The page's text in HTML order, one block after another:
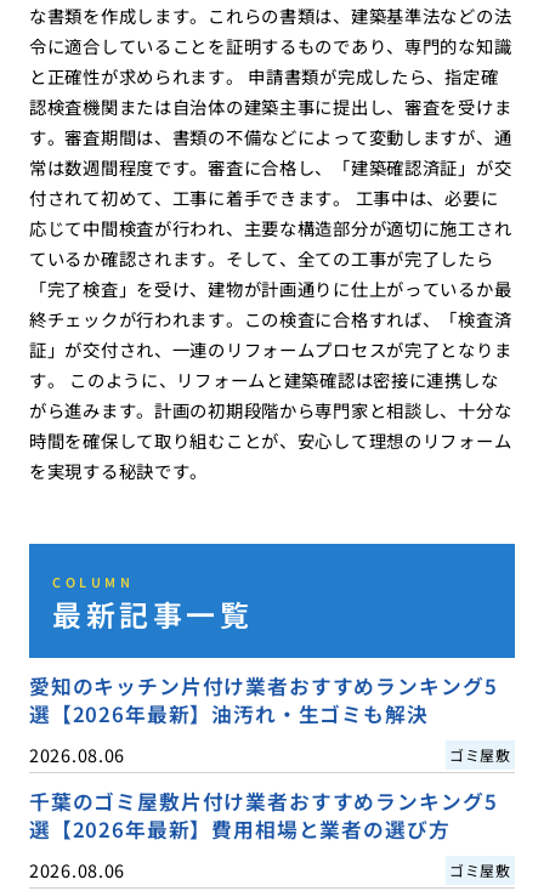
な書類を作成します。これらの書類は、建築基準法などの法
令に適合していることを証明するものであり、専門的な知識
と正確性が求められます。 申請書類が完成したら、指定確
認検査機関または自治体の建築主事に提出し、審査を受けま
す。審査期間は、書類の不備などによって変動しますが、通
常は数週間程度です。審査に合格し、「建築確認済証」が交
付されて初めて、工事に着手できます。 工事中は、必要に
応じて中間検査が行われ、主要な構造部分が適切に施工され
ているか確認されます。そして、全ての工事が完了したら
「完了検査」を受け、建物が計画通りに仕上がっているか最
終チェックが行われます。この検査に合格すれば、「検査済
証」が交付され、一連のリフォームプロセスが完了となりま
す。 このように、リフォームと建築確認は密接に連携しな
がら進みます。計画の初期段階から専門家と相談し、十分な
時間を確保して取り組むことが、安心して理想のリフォーム
を実現する秘訣です。
COLUMN
最新記事一覧
愛知のキッチン片付け業者おすすめランキング5
選【2026年最新】油汚れ・生ゴミも解決
2026.08.06 ゴミ屋敷
千葉のゴミ屋敷片付け業者おすすめランキング5
選【2026年最新】費用相場と業者の選び方
2026.08.06 ゴミ屋敷